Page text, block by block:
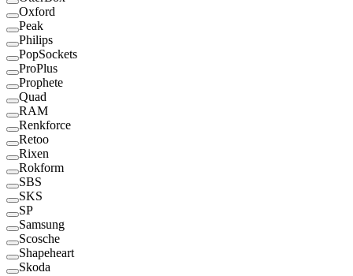
Oxford
Peak
Philips
PopSockets
ProPlus
Prophete
Quad
RAM
Renkforce
Retoo
Rixen
Rokform
SBS
SKS
SP
Samsung
Scosche
Shapeheart
Skoda